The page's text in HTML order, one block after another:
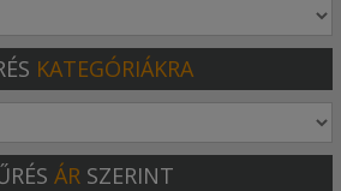
KATEGÓRIÁKRA
ÁR SZERINT